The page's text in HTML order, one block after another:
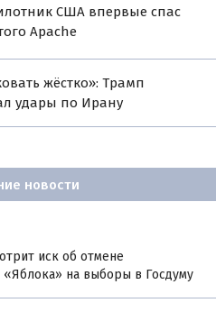
США впервые спас
Apache
жёстко»: Трамп
удары по Ирану
новости
иск об отмене
«Яблока» на выборы в Госдуму